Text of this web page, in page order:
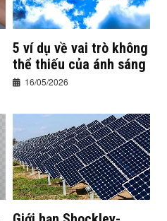
5 ví dụ về vai trò không
thể thiếu của ánh sáng
16/05/2026